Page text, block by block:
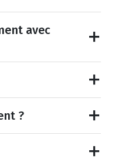
avec
?